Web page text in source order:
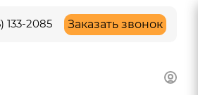
133-2085 Заказать звонок